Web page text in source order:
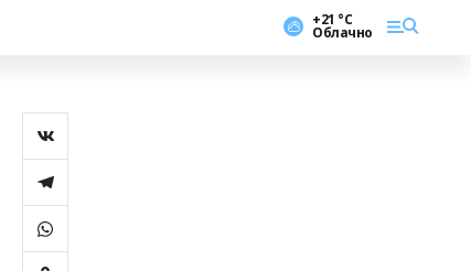
+21 °С
Облачно